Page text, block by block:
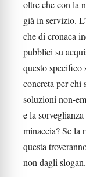
oltre che con la
già in servizio.
che di cronaca
pubblici su
questo specifico
concreta per chi
soluzioni non-
e la
minaccia? Se la
questa
non dagli slogan.